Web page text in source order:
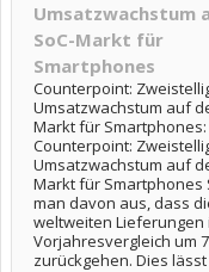
Umsatzwachstum
SoC-Markt für
Smartphones
Counterpoint:
Umsatzwachstum auf
Markt für Smartphones:
Counterpoint:
Umsatzwachstum auf
Markt für Smartphones
man davon aus, dass
weltweiten Lieferungen
Vorjahresvergleich um
zurückgehen. Dies lässt